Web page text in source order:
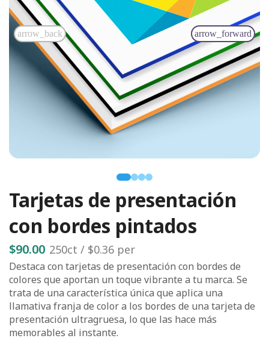
arrow_back arrow_forward
Tarjetas de presentación
con bordes pintados
$90.00 250ct / $0.36 per
Destaca con tarjetas de presentación con bordes de
colores que aportan un toque vibrante a tu marca. Se
trata de una característica única que aplica una
llamativa franja de color a los bordes de una tarjeta de
presentación ultragruesa, lo que las hace más
memorables al instante.